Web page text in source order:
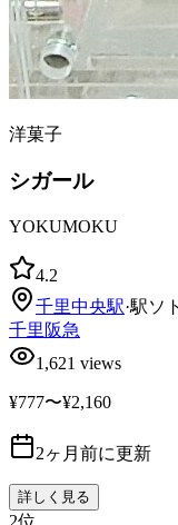
洋菓子
シガール
YOKUMOKU
4.2
千里中央駅·駅ソト
千里阪急
1,621 views
¥777〜¥2,160
2ヶ月前に更新
詳しく見る
2位